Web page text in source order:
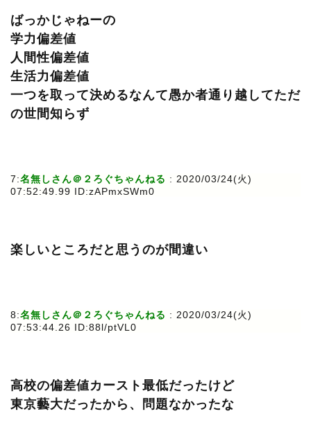
ばっかじゃねーの
学力偏差値
人間性偏差値
生活力偏差値
一つを取って決めるなんて愚か者通り越してただ
の世間知らず
7:名無しさん＠２ろぐちゃんねる : 2020/03/24(火)
07:52:49.99 ID:zAPmxSWm0
楽しいところだと思うのが間違い
8:名無しさん＠２ろぐちゃんねる : 2020/03/24(火)
07:53:44.26 ID:88l/ptVL0
高校の偏差値カースト最低だったけど
東京藝大だったから、問題なかったな